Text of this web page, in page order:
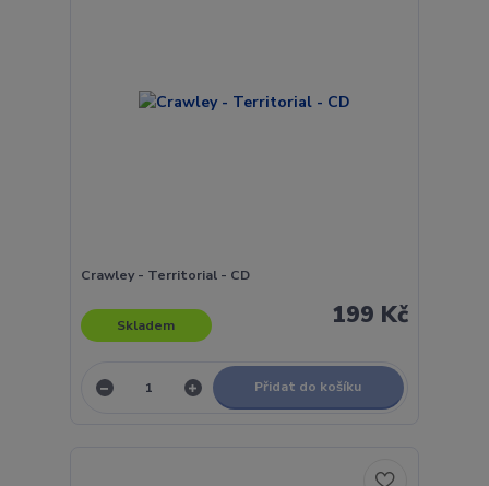
Crawley - Territorial - CD
199 Kč
Skladem
Přidat do košíku